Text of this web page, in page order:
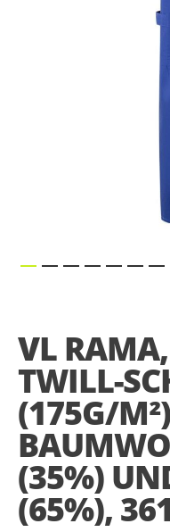
beginning
of
the
images
gallery
VL
TWILL-
(175G/
(35%)
(65%),